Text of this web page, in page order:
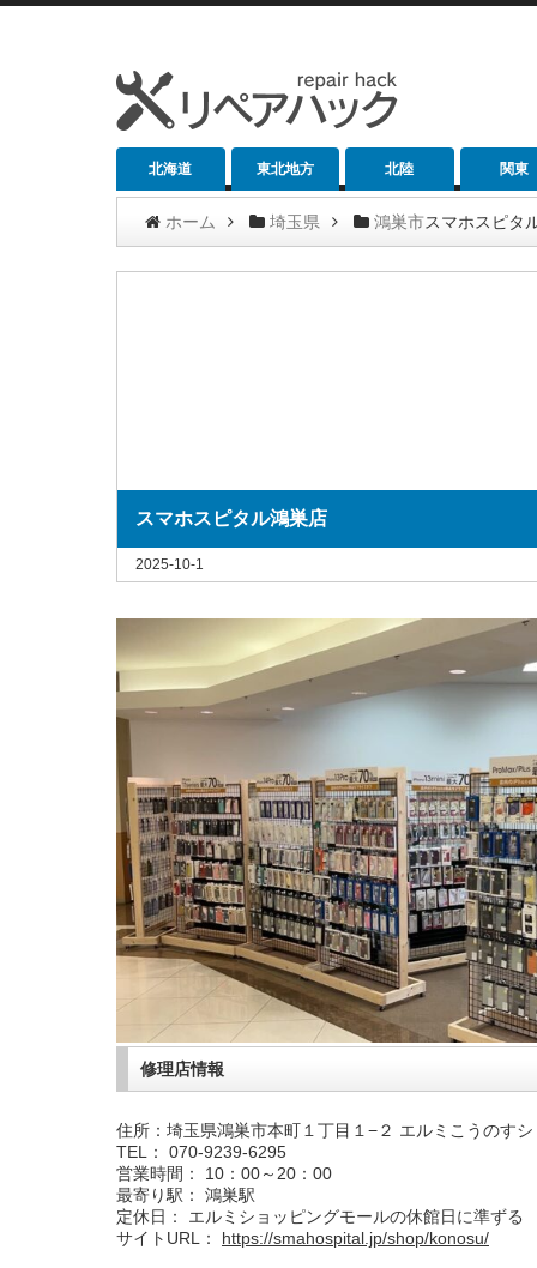
北海道 東北地方 北陸 関東
ホーム 埼玉県 鴻巣市スマホスピタ
スマホスピタル鴻巣店
2025-10-1
修理店情報
住所：埼玉県鴻巣市本町１丁目１−２ エルミこうのす
TEL： 070-9239-6295
営業時間： 10：00～20：00
最寄り駅： 鴻巣駅
定休日： エルミショッピングモールの休館日に準ずる
サイトURL： https://smahospital.jp/shop/konosu/